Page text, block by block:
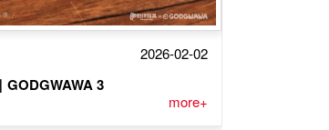
2026-02-02
GODGWAWA 3
more+